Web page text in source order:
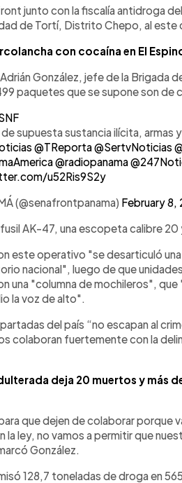
junto con la fiscalía antidroga
de Tortí, Distrito Chepo, al este
con cocaína en El
González, jefe de la Brigada
paquetes que se supone son de
supuesta sustancia ilícita, armas
@TReporta@SertvNoticias
@radiopanama
u52Ris9S2y
(@senafrontpanama) February 8,
AK-47, una escopeta calibre
este operativo "se desarticuló
nacional", luego de que
una "columna de mochileros",
la voz de alto".
del país “no escapan al
colaboran fuertemente con la
deja 20 muertos y más
que dejen de colaborar porque
la ley, no vamos a permitir que
González.
128,7 toneladas de droga en